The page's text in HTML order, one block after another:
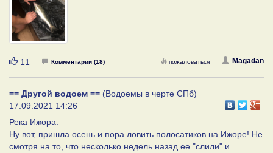
Нравится
11 Комментарии (18) Magadan
пожаловаться
== Другой водоем == (Водоемы в черте СПб)
17.09.2021 14:26
Река Ижора.
Ну вот, пришла осень и пора ловить полосатиков на Ижоре! Не
смотря на то, что несколько недель назад ее "слили" и